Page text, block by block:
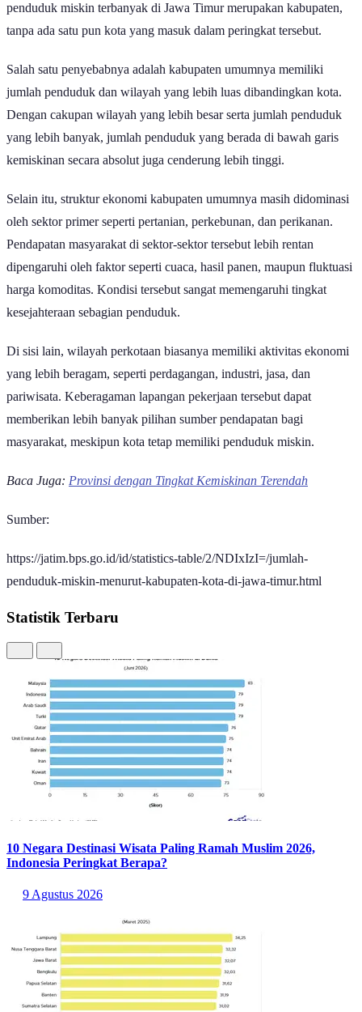
penduduk miskin terbanyak di Jawa Timur merupakan kabupaten,
tanpa ada satu pun kota yang masuk dalam peringkat tersebut.
Salah satu penyebabnya adalah kabupaten umumnya memiliki
jumlah penduduk dan wilayah yang lebih luas dibandingkan kota.
Dengan cakupan wilayah yang lebih besar serta jumlah penduduk
yang lebih banyak, jumlah penduduk yang berada di bawah garis
kemiskinan secara absolut juga cenderung lebih tinggi.
Selain itu, struktur ekonomi kabupaten umumnya masih didominasi
oleh sektor primer seperti pertanian, perkebunan, dan perikanan.
Pendapatan masyarakat di sektor-sektor tersebut lebih rentan
dipengaruhi oleh faktor seperti cuaca, hasil panen, maupun fluktuasi
harga komoditas. Kondisi tersebut sangat memengaruhi tingkat
kesejahteraan sebagian penduduk.
Di sisi lain, wilayah perkotaan biasanya memiliki aktivitas ekonomi
yang lebih beragam, seperti perdagangan, industri, jasa, dan
pariwisata. Keberagaman lapangan pekerjaan tersebut dapat
memberikan lebih banyak pilihan sumber pendapatan bagi
masyarakat, meskipun kota tetap memiliki penduduk miskin.
Baca Juga: Provinsi dengan Tingkat Kemiskinan Terendah
Sumber:
https://jatim.bps.go.id/id/statistics-table/2/NDIxIzI=/jumlah-
penduduk-miskin-menurut-kabupaten-kota-di-jawa-timur.html
Statistik Terbaru
10 Negara Destinasi Wisata Paling Ramah Muslim 2026,
Indonesia Peringkat Berapa?
9 Agustus 2026